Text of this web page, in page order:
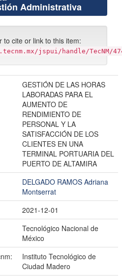
Administrativa
to cite or link to this item:
jspui/handle/TecNM/
GESTIÓN DE LAS HORAS
LABORADAS PARA EL
AUMENTO DE
RENDIMIENTO DE
PERSONAL Y LA
SATISFACCIÓN DE LOS
CLIENTES EN UNA
TERMINAL PORTUARIA DEL
PUERTO DE ALTAMIRA
DELGADO RAMOS Adriana
Montserrat
2021-12-01
Tecnológico Nacional de
México
Instituto Tecnológico de
Ciudad Madero